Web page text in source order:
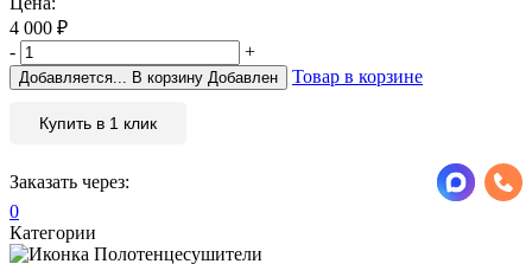
4 000 ₽
-
+
Добавляется... В корзину Добавлен Товар в корзине
Купить в 1 клик
Заказать через:
0
Категории